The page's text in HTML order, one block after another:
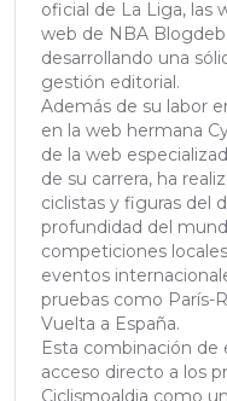
oficial de La Liga, las
web de NBA
desarrollando una
gestión editorial.
Además de su labor
en la web hermana
de la web
de su carrera, ha
ciclistas y figuras del
profundidad del
competiciones
eventos
pruebas como París-
Vuelta a España.
Esta combinación
acceso directo a los
Ciclismoaldia como